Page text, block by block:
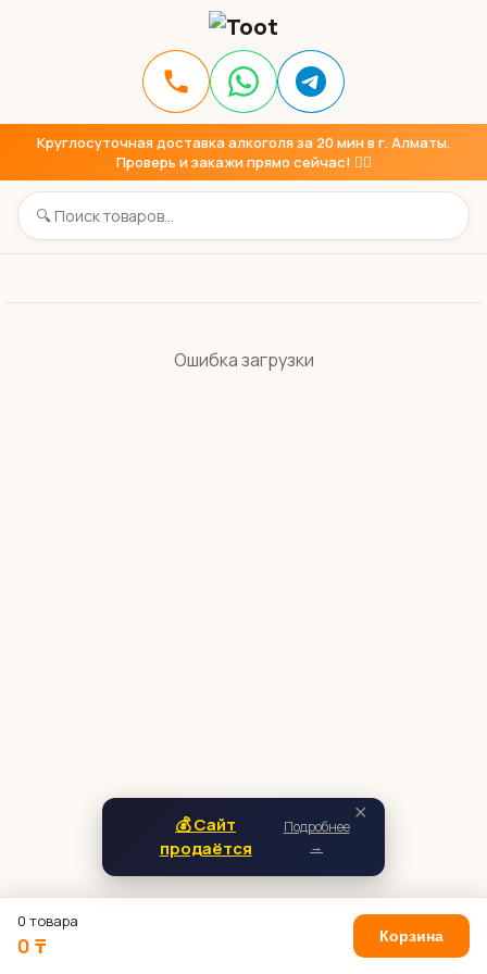
Круглосуточная доставка алкоголя за 20 мин в г. Алматы.
Проверь и закажи прямо сейчас! 👇🏼
Ошибка загрузки
✕
💰 Сайт
продаётся
Подробнее
→
0 товара
0 ₸ Корзина